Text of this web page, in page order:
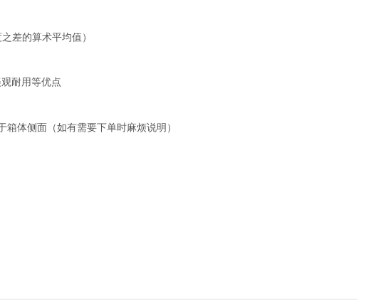
差的算术平均值）
耐用等优点
箱体侧面（如有需要下单时麻烦说明）